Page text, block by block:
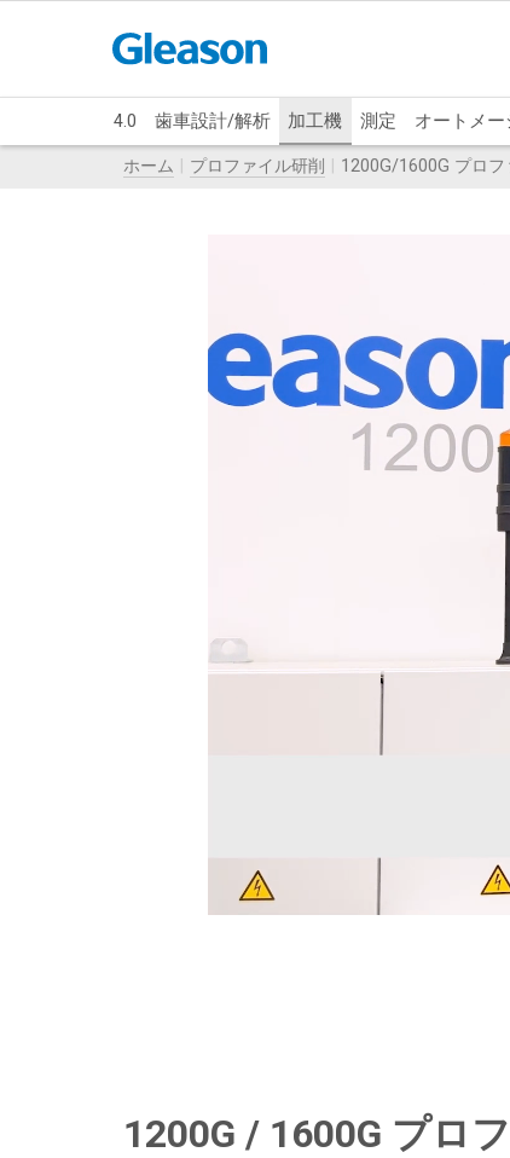
4.0 歯車設計/解析 加工機 測定 オートメー
ホーム プロファイル研削 1200G/1600G プロ
1200G / 1600G プロ